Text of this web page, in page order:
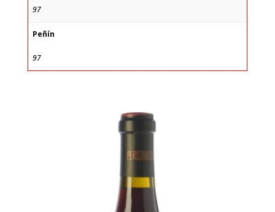
97
Peñín
97